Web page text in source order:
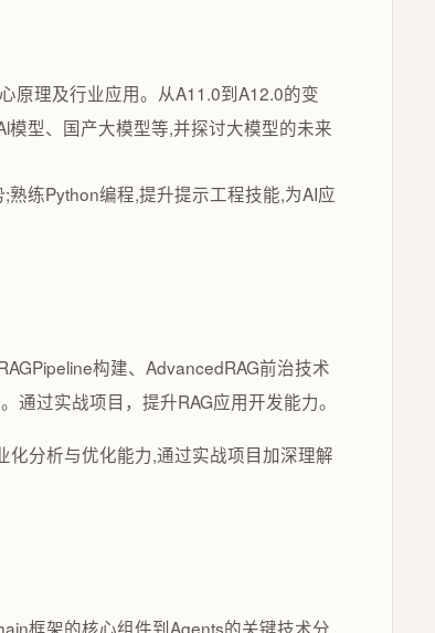
原理及行业应用。从A11.0到A12.0的变
型、国产大模型等,并探讨大模型的未来
练Python编程,提升提示工程技能,为AI应
构建、AdvancedRAG前治技术
过实战项目，提升RAG应用开发能力。
化分析与优化能力,通过实战项目加深理解
框架的核心组件到Agents的关键技术分